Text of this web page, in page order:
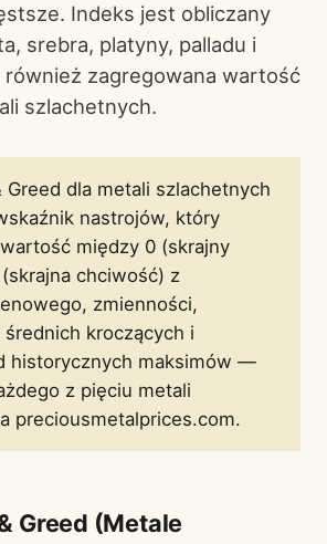
Indeks jest obliczany
srebra, platyny, palladu i
również zagregowana wartość
szlachetnych.
Greed dla metali szlachetnych
nastrojów, który
między 0 (skrajny
chciwość) z
zmienności,
średnich kroczących i
historycznych maksimów —
z pięciu metali
preciousmetalprices.com.
Greed (Metale